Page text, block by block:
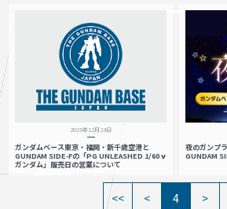
2025年12月24日
ガンダムベース東京・福岡・新千歳空港と
GUNDAM SIDE-Fの「PG UNLEASHED 1/60 ν
ガンダム」販売日の営業について
夜のガンプ
GUNDAM
4